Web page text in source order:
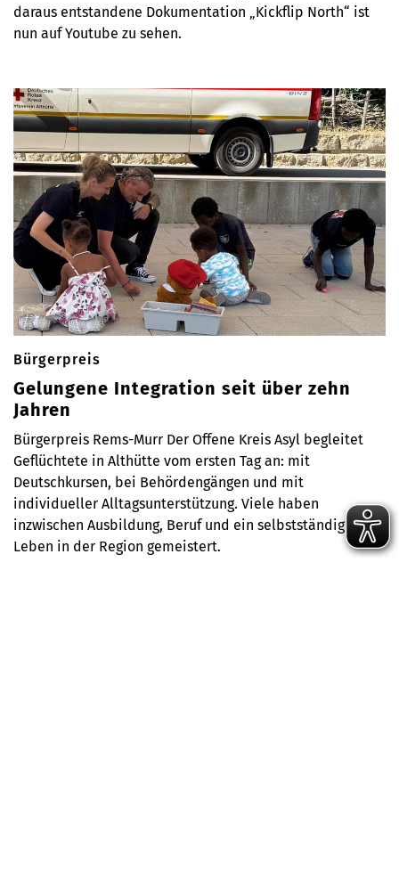
daraus entstandene Dokumentation „Kickflip North“ ist
nun auf Youtube zu sehen.
Bürgerpreis
Gelungene Integration seit über zehn
Jahren
Bürgerpreis Rems-Murr Der Offene Kreis Asyl begleitet
Geflüchtete in Althütte vom ersten Tag an: mit
Deutschkursen, bei Behördengängen und mit
individueller Alltagsunterstützung. Viele haben
inzwischen Ausbildung, Beruf und ein selbstständiges
Leben in der Region gemeistert.